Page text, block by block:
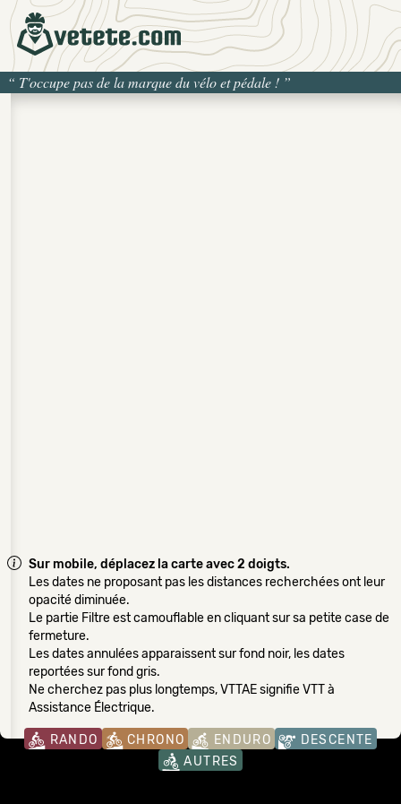
“ T'occupe pas de la marque du vélo et pédale ! ”
Sur mobile, déplacez la carte avec 2 doigts.
Les dates ne proposant pas les distances recherchées ont leur
opacité diminuée.
Le partie Filtre est camouflable en cliquant sur sa petite case de
fermeture.
Les dates annulées apparaissent sur fond noir, les dates
reportées sur fond gris.
Ne cherchez pas plus longtemps, VTTAE signifie VTT à
Assistance Électrique.
RANDO CHRONO ENDURO
DESCENTE
AUTRES